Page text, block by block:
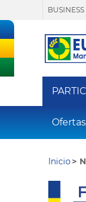
BUSINESS
Ofertas
Inicio